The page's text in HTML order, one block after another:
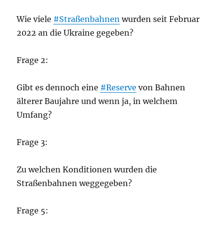
Wie viele #Straßenbahnen wurden seit Februar
2022 an die Ukraine gegeben?
Frage 2:
Gibt es dennoch eine #Reserve von Bahnen
älterer Baujahre und wenn ja, in welchem
Umfang?
Frage 3:
Zu welchen Konditionen wurden die
Straßenbahnen weggegeben?
Frage 5: